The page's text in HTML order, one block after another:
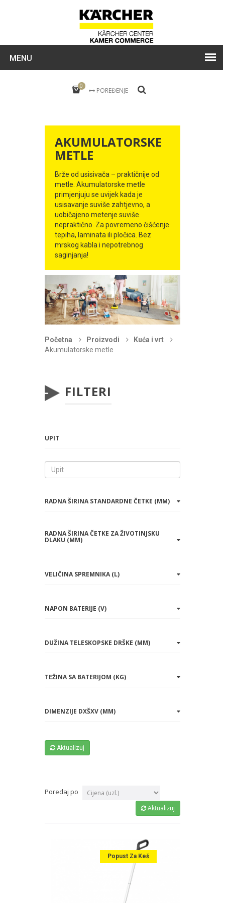
MENU
0
POREĐENJE
AKUMULATORSKE
METLE
Brže od usisivača – praktičnije od
metle. Akumulatorske metle
primjenjuju se uvijek kada je
usisavanje suviše zahtjevno, a
uobičajeno metenje suviše
nepraktično. Za povremeno čišćenje
tepiha, laminata ili pločica. Bez
mrskog kabla i nepotrebnog
saginjanja!
Početna Proizvodi
Kuća i vrt
Akumulatorske metle
FILTERI
UPIT
RADNA ŠIRINA STANDARDNE ČETKE (MM)
RADNA ŠIRINA ČETKE ZA ŽIVOTINJSKU
DLAKU (MM)
VELIČINA SPREMNIKA (L)
NAPON BATERIJE (V)
DUŽINA TELESKOPSKE DRŠKE (MM)
TEŽINA SA BATERIJOM (KG)
DIMENZIJE DXŠXV (MM)
Aktualizuj
Poredaj po
Aktualizuj
Popust Za Keš